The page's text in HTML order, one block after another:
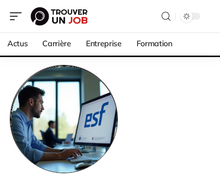
Actus Carrière Entreprise Formation